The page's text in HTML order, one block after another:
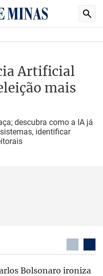
Artificial
mais
descubra como a IA já
identificar
Bolsonaro ironiza